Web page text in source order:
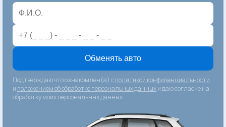
Обменять авто
Подтверждаю что ознакомлен(а) сполитикой конфиденциальности
и положением об обработке персональных данныхи даю согласие на
обработку моих персональных данных